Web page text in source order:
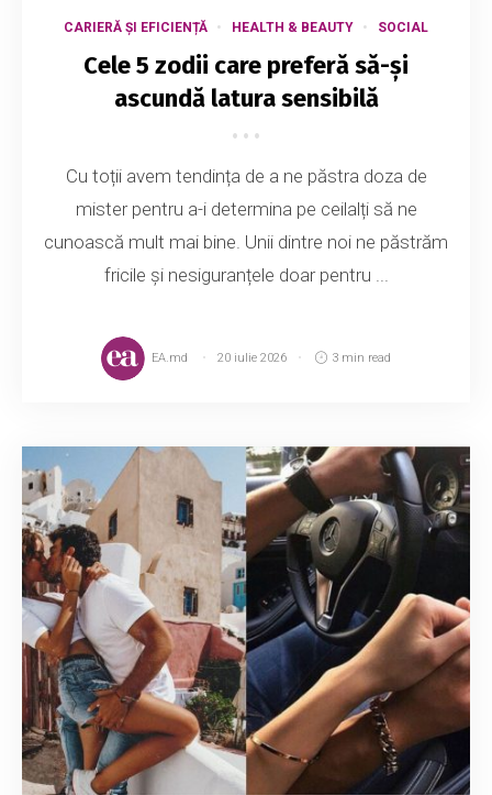
CARIERĂ ȘI EFICIENȚĂ HEALTH & BEAUTY SOCIAL
Cele 5 zodii care preferă să-și
ascundă latura sensibilă
Cu toții avem tendința de a ne păstra doza de
mister pentru a-i determina pe ceilalți să ne
cunoască mult mai bine. Unii dintre noi ne păstrăm
fricile și nesiguranțele doar pentru ...
EA.md 20 iulie 2026 3 min read